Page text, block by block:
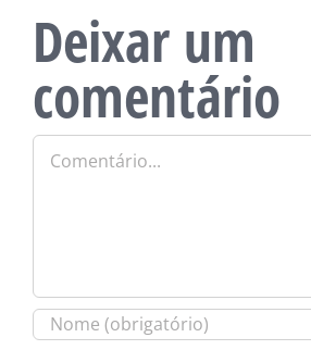
Deixar um
comentário
Comentário